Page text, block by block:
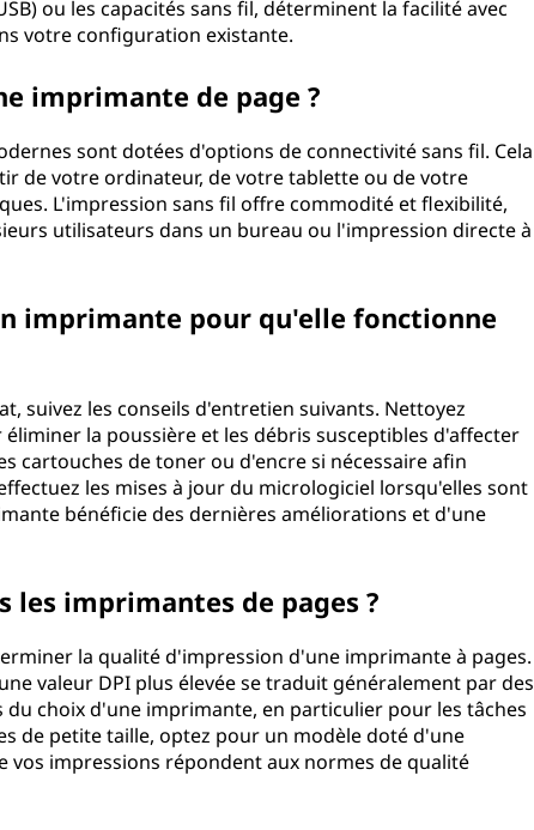
ou les capacités sans fil, déterminent la facilité avec
votre configuration existante.
imprimante de page ?
sont dotées d'options de connectivité sans fil. Cela
de votre ordinateur, de votre tablette ou de votre
L'impression sans fil offre commodité et flexibilité,
utilisateurs dans un bureau ou l'impression directe à
imprimante pour qu'elle fonctionne
suivez les conseils d'entretien suivants. Nettoyez
la poussière et les débris susceptibles d'affecter
cartouches de toner ou d'encre si nécessaire afin
les mises à jour du micrologiciel lorsqu'elles sont
bénéficie des dernières améliorations et d'une
les imprimantes de pages ?
la qualité d'impression d'une imprimante à pages.
valeur DPI plus élevée se traduit généralement par des
choix d'une imprimante, en particulier pour les tâches
de petite taille, optez pour un modèle doté d'une
vos impressions répondent aux normes de qualité